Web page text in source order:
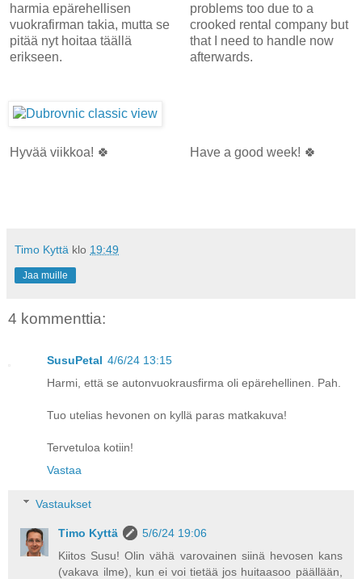
harmia epärehellisen
vuokrafirman takia, mutta se
pitää nyt hoitaa täällä
erikseen.
problems too due to a
crooked rental company but
that I need to handle now
afterwards.
Hyvää viikkoa! 🍀 Have a good week! 🍀
Timo Kyttä klo 19:49
Jaa muille
4 kommenttia:
SusuPetal 4/6/24 13:15
Harmi, että se autonvuokrausfirma oli epärehellinen. Pah.
Tuo utelias hevonen on kyllä paras matkakuva!
Tervetuloa kotiin!
Vastaa
Vastaukset
Timo Kyttä
5/6/24 19:06
Kiitos Susu! Olin vähä varovainen siinä hevosen kans
(vakava ilme), kun ei voi tietää jos huitaasoo päällään,